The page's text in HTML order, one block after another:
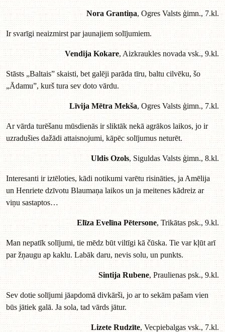
Nora Grantiņa, Ogres Valsts ģimn., 7.kl.
Ir svarīgi neaizmirst par jaunajiem solījumiem.
Vendija Kokare, Aizkraukles novada vsk., 9.kl.
Stāsts „Baltais” skaisti, bet galēji parāda tīru, baltu cilvēku, šo
„Ādamu”, kurš tura sev doto vārdu.
Līvija Mētra Mekša, Ogres Valsts ģimn., 7.kl.
Ar vārda turēšanu mūsdienās ir sliktāk nekā agrākos laikos, jo ir
uzradušies dažādi attaisnojumi, kāpēc solījumus neturēt.
Uldis Ozols, Siguldas Valsts ģimn., 8.kl.
Interesanti ir iztēloties, kādi notikumi varētu risināties, ja Amēlija
un Henriete dzīvotu Blaumaņa laikos un ja meitenes kādreiz ar
viņu sastaptos…
Elīza Evelīna Pētersone, Trikātas psk., 9.kl.
Man nepatīk solījumi, tie mēdz būt viltīgi kā čūska. Tie var kļūt arī
par žņaugu ap kaklu. Labāk daru, nevis solu, un punkts.
Sintija Rubene, Praulienas psk., 9.kl.
Sev dotie solījumi jāapdomā divkārši, jo ar to sekām pašam vien
būs jātiek galā. Ja sola, tad vārds jātur.
Lizete Rudzīte, Vecpiebalgas vsk., 7.kl.